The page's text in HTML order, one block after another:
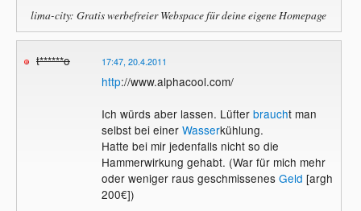
lima-city: Gratis werbefreier Webspace für deine eigene Homepage
t******o 17:47, 20.4.2011
http://www.alphacool.com/
Ich würds aber lassen. Lüfter braucht man
selbst bei einer Wasserkühlung.
Hatte bei mir jedenfalls nicht so die
Hammerwirkung gehabt. (War für mich mehr
oder weniger raus geschmissenes Geld [argh
200€])